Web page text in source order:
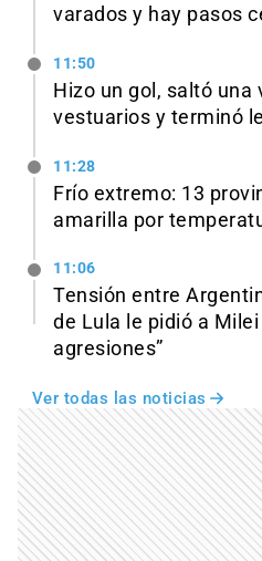
varados y hay pasos
11:50
Hizo un gol, saltó una
vestuarios y terminó
11:28
Frío extremo: 13
amarilla por
11:06
Tensión entre
de Lula le pidió a Milei
agresiones”
Ver todas las noticias